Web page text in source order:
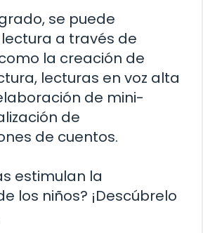
se puede
a través de
la creación de
lecturas en voz alta
de mini-
de
de cuentos.
estimulan la
los niños? ¡Descúbrelo